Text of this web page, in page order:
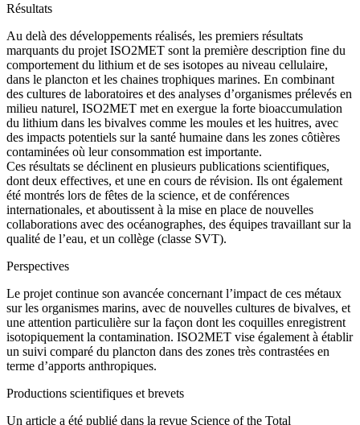
Résultats
Au delà des développements réalisés, les premiers résultats
marquants du projet ISO2MET sont la première description fine du
comportement du lithium et de ses isotopes au niveau cellulaire,
dans le plancton et les chaines trophiques marines. En combinant
des cultures de laboratoires et des analyses d’organismes prélevés en
milieu naturel, ISO2MET met en exergue la forte bioaccumulation
du lithium dans les bivalves comme les moules et les huitres, avec
des impacts potentiels sur la santé humaine dans les zones côtières
contaminées où leur consommation est importante.
Ces résultats se déclinent en plusieurs publications scientifiques,
dont deux effectives, et une en cours de révision. Ils ont également
été montrés lors de fêtes de la science, et de conférences
internationales, et aboutissent à la mise en place de nouvelles
collaborations avec des océanographes, des équipes travaillant sur la
qualité de l’eau, et un collège (classe SVT).
Perspectives
Le projet continue son avancée concernant l’impact de ces métaux
sur les organismes marins, avec de nouvelles cultures de bivalves, et
une attention particulière sur la façon dont les coquilles enregistrent
isotopiquement la contamination. ISO2MET vise également à établir
un suivi comparé du plancton dans des zones très contrastées en
terme d’apports anthropiques.
Productions scientifiques et brevets
Un article a été publié dans la revue Science of the Total